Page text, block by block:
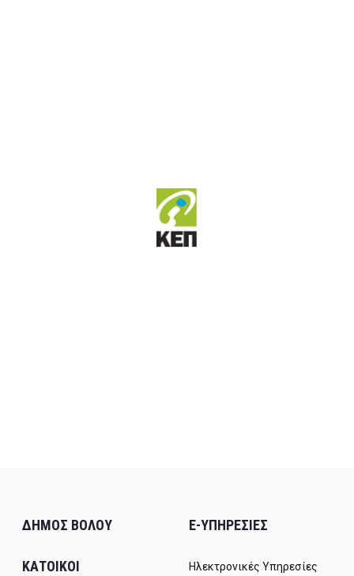
ΔΗΜΟΣ ΒΟΛΟΥ
ΚΑΤΟΙΚΟΙ
E-ΥΠΗΡΕΣΙΕΣ
Ηλεκτρονικές Υπηρεσίες